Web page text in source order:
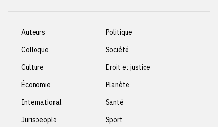
Auteurs
Colloque
Culture
Économie
International
Jurispeople
Politique
Société
Droit et justice
Planète
Santé
Sport